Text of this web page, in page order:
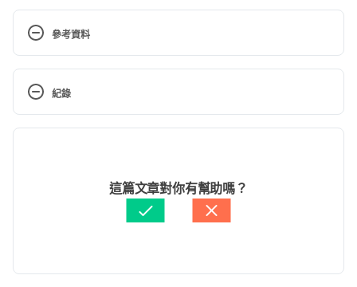
參考資料
流鼻血了!怎麼辦（嘉義基督教醫院）
https://www.cych.org.tw/cychweb/cych3/ad/files/
2019128L011%E6%B5%81%E9%BC%BB%E8%A1%8
流鼻血可能是其他疾病的病徵？應留意（仁愛醫院）
https://www.jah.org.tw/news/index-1.asp?
m=9&m1=7&m2=71&id=1521
Accessed April 29,
流鼻血（衛福部中央健康保險署）
紀錄
連珮妤
張廷碩（查克醫師）
張凱安 Kyle Chang
這篇文章對你有幫助嗎？